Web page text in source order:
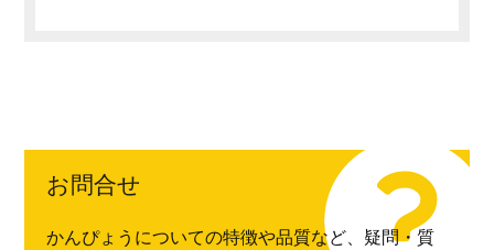
お問合せ
かんぴょうについての特徴や品質など、疑問・質